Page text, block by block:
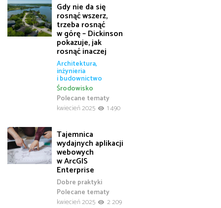
Gdy nie da się
rosnąć wszerz,
trzeba rosnąć
w górę – Dickinson
pokazuje, jak
rosnąć inaczej
Architektura,
inżynieria
i budownictwo
Polecane tematy
Środowisko
kwiecień 2025
1 490
Tajemnica
wydajnych aplikacji
webowych
w ArcGIS
Enterprise
Dobre praktyki
Polecane tematy
kwiecień 2025
2 209